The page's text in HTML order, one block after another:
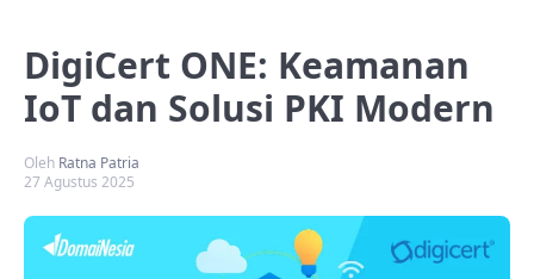
DigiCert ONE: Keamanan
IoT dan Solusi PKI Modern
Oleh Ratna Patria
27 Agustus 2025